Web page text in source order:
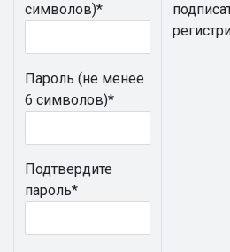
символов)*
Пароль (не менее
6 символов)*
Подтвердите
пароль*